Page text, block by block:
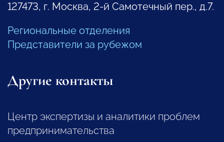
127473, г. Москва, 2-й Самотечный пер., д.7.
Региональные отделения
Представители за рубежом
Другие контакты
Центр экспертизы и аналитики проблем
предпринимательства